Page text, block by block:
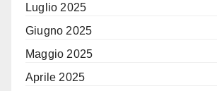
Luglio 2025
Giugno 2025
Maggio 2025
Aprile 2025